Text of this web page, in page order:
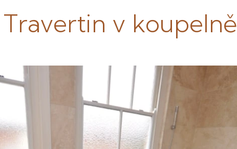
Travertin v koupelně